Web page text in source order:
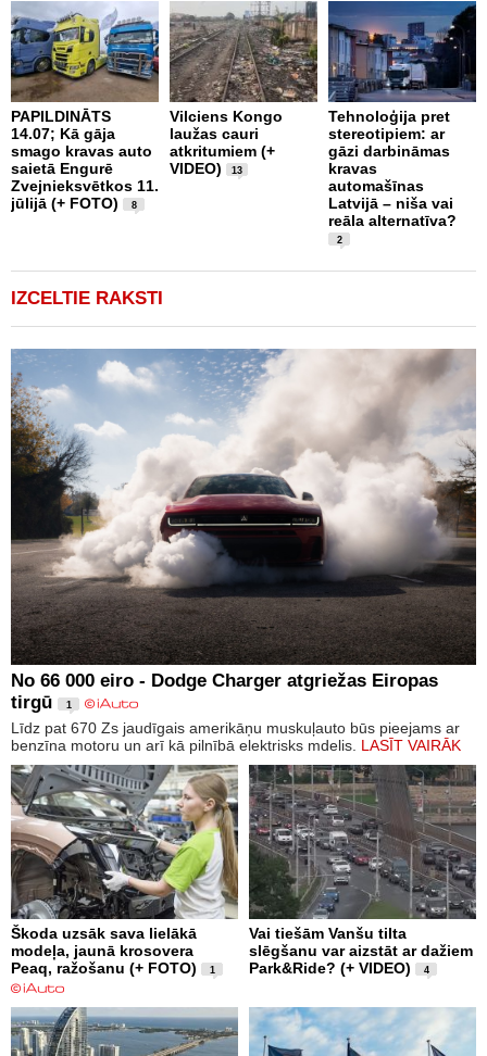
PAPILDINĀTS
14.07; Kā gāja
smago kravas auto
saietā Engurē
Zvejnieksvētkos 11.
jūlijā (+ FOTO)
8
Vilciens Kongo
laužas cauri
atkritumiem (+
VIDEO)
13
Tehnoloģija pret
stereotipiem: ar
gāzi darbināmas
kravas
automašīnas
Latvijā – niša vai
reāla alternatīva?
2
IZCELTIE RAKSTI
No 66 000 eiro - Dodge Charger atgriežas Eiropas
tirgū
1
Līdz pat 670 Zs jaudīgais amerikāņu muskuļauto būs pieejams ar
benzīna motoru un arī kā pilnībā elektrisks mdelis. LASĪT VAIRĀK
Škoda uzsāk sava lielākā
modeļa, jaunā krosovera
Peaq, ražošanu (+ FOTO)
1
Vai tiešām Vanšu tilta
slēgšanu var aizstāt ar dažiem
Park&Ride? (+ VIDEO)
4